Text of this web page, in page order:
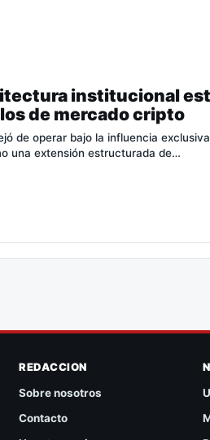
institucional
de mercado cripto
de operar bajo la influencia
una extensión estructurada de…
REDACCION
Sobre nosotros
Contacto